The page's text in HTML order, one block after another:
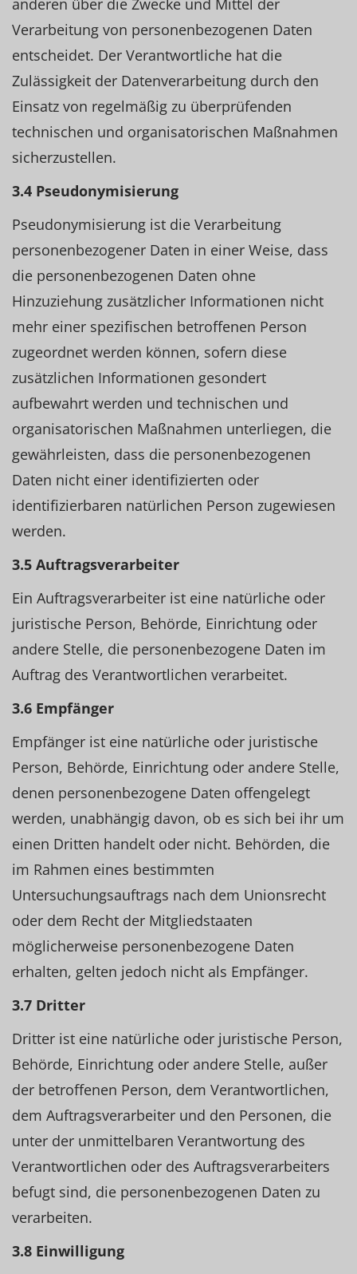
anderen über die Zwecke und Mittel der
Verarbeitung von personenbezogenen Daten
entscheidet. Der Verantwortliche hat die
Zulässigkeit der Datenverarbeitung durch den
Einsatz von regelmäßig zu überprüfenden
technischen und organisatorischen Maßnahmen
sicherzustellen.
3.4 Pseudonymisierung
Pseudonymisierung ist die Verarbeitung
personenbezogener Daten in einer Weise, dass
die personenbezogenen Daten ohne
Hinzuziehung zusätzlicher Informationen nicht
mehr einer spezifischen betroffenen Person
zugeordnet werden können, sofern diese
zusätzlichen Informationen gesondert
aufbewahrt werden und technischen und
organisatorischen Maßnahmen unterliegen, die
gewährleisten, dass die personenbezogenen
Daten nicht einer identifizierten oder
identifizierbaren natürlichen Person zugewiesen
werden.
3.5 Auftragsverarbeiter
Ein Auftragsverarbeiter ist eine natürliche oder
juristische Person, Behörde, Einrichtung oder
andere Stelle, die personenbezogene Daten im
Auftrag des Verantwortlichen verarbeitet.
3.6 Empfänger
Empfänger ist eine natürliche oder juristische
Person, Behörde, Einrichtung oder andere Stelle,
denen personenbezogene Daten offengelegt
werden, unabhängig davon, ob es sich bei ihr um
einen Dritten handelt oder nicht. Behörden, die
im Rahmen eines bestimmten
Untersuchungsauftrags nach dem Unionsrecht
oder dem Recht der Mitgliedstaaten
möglicherweise personenbezogene Daten
erhalten, gelten jedoch nicht als Empfänger.
3.7 Dritter
Dritter ist eine natürliche oder juristische Person,
Behörde, Einrichtung oder andere Stelle, außer
der betroffenen Person, dem Verantwortlichen,
dem Auftragsverarbeiter und den Personen, die
unter der unmittelbaren Verantwortung des
Verantwortlichen oder des Auftragsverarbeiters
befugt sind, die personenbezogenen Daten zu
verarbeiten.
3.8 Einwilligung